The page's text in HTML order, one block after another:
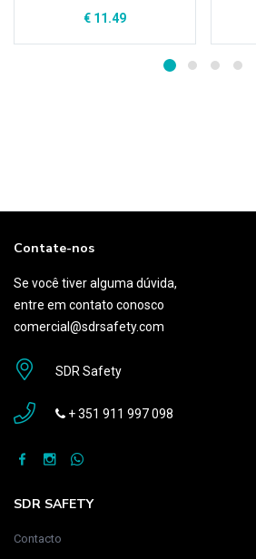
€ 11.49
Contate-nos
Se você tiver alguma dúvida,
entre em contato conosco
comercial@sdrsafety.com
SDR Safety
+ 351 911 997 098
SDR SAFETY
Contacto